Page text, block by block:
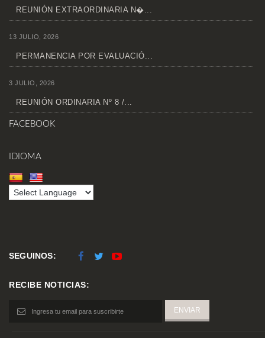
REUNIÓN EXTRAORDINARIA N�...
13 JULIO, 2026
PERMANENCIA POR EVALUACIÓ...
3 JULIO, 2026
REUNIÓN ORDINARIA Nº 8 /...
FACEBOOK
IDIOMA
SEGUINOS:
RECIBE NOTICIAS: